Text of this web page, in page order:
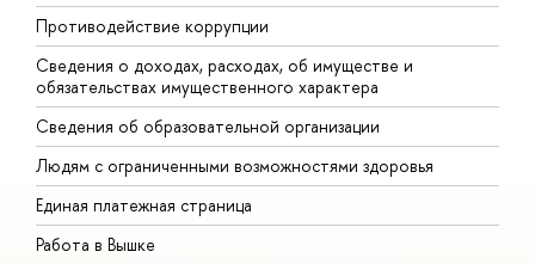
Противодействие коррупции
Сведения о доходах, расходах, об имуществе и
обязательствах имущественного характера
Сведения об образовательной организации
Людям с ограниченными возможностями здоровья
Единая платежная страница
Работа в Вышке